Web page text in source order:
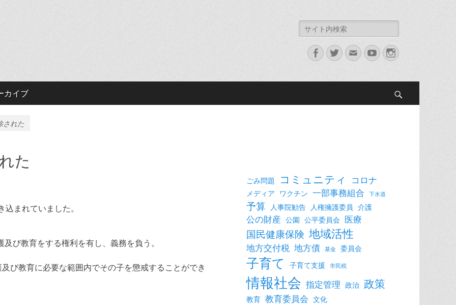
検
索:
Facebook
Twitter
メ
ー
YouTubeInstagram
カイブ
された
た
まれていました。
び教育をする権利を有し、義務を負う。
び教育に必要な範囲内でその子を懲戒することができ
ごみ問題 コミュニティ コロナ
メディア ワクチン 一部事務組合 下水道
予算 人事院勧告 人権擁護委員 介護
公の財産 公園 公平委員会 医療
国民健康保険 地域活性
地方交付税 地方債 基金 委員会
子育て 子育て支援 市民税
情報社会 指定管理 政治 政策
教育 教育委員会 文化